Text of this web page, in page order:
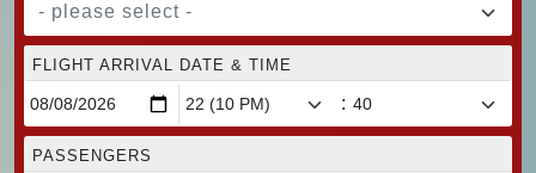
- please select -
FLIGHT ARRIVAL DATE & TIME
:
PASSENGERS